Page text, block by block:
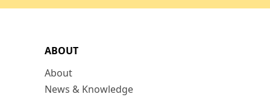
ABOUT
About
News & Knowledge